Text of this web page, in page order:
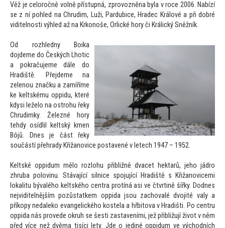
Věž je celoročně volně přístupná, zprovozněna byla v roce 2006. Nabízí
se z ní pohled na Chrudim, Luži, Pardubice, Hradec Králové a při dobré
viditelnosti výhled až na Krkonoše, Orlické hory či Králický Sněžník.
Od rozhledny Boika
dojdeme do Českých Lhotic
a pokračujeme dále do
Hradiště. Přejdeme na
zelenou značku a zamíříme
ke keltskému oppidu, které
kdysi leželo na ostrohu řeky
Chrudimky. Železné hory
tehdy osídlil keltský kmen
Bójů. Dnes je část řeky
součástí přehrady Křižanovice postavené v letech 1947 – 1952.
Keltské oppidum mělo rozlohu přibližně dvacet hektarů, jeho jádro
zhruba polovinu. Stávající silnice spojující Hradiště s Křižanovicemi
lokalitu bývalého keltského centra protíná asi ve čtvrtině šířky. Dodnes
nejviditelnějším pozůstatkem oppida jsou zachovalé dvojité valy a
příkopy nedaleko evangelického kostela a hřbitova v Hradišti. Po centru
oppida nás provede okruh se šesti zastaveními, jež přibližují život v něm
před více než dvěma tisíci lety. Jde o jediné oppidum ve východních